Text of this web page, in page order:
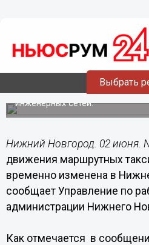
Выбрать
Схема движения
Т-24 и Т-67 будет
Нижнем Новгороде
Изменения вносятся в связи с
инженерных сетей.
Нижний Новгород. 02 июня.
движения маршрутных
временно изменена в
сообщает Управление по
администрации Нижнего
Как отмечается в